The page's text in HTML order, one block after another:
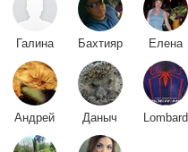
Галина
Бахтияр
Елена
Андрей
Даныч
Lombard